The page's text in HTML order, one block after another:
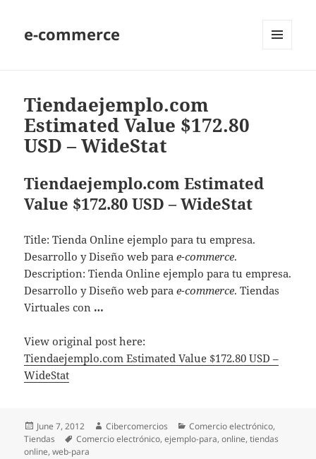
e-commerce
Tiendaejemplo.com
Estimated Value $172.80
USD – WideStat
Tiendaejemplo.com Estimated
Value $172.80 USD – WideStat
Title: Tienda Online ejemplo para tu empresa.
Desarrollo y Diseño web parae-commerce.
Description: Tienda Online ejemplo para tu empresa.
Desarrollo y Diseño web parae-commerce. Tiendas
Virtuales con …
View original post here:
Tiendaejemplo.com Estimated Value $172.80 USD –
WideStat
Posted
on
June 7, 2012 Author
Cibercomercios Categories
Comercio electrónico,
Tiendas
Tags
Comercio electrónico,ejemplo-para,online,tiendas
online,web-para